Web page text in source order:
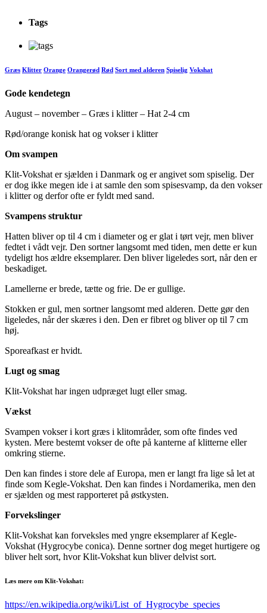
Tags
Græs Klitter Orange Orangerød Rød Sort med alderen Spiselig Vokshat
Gode kendetegn
August – november – Græs i klitter – Hat 2-4 cm
Rød/orange konisk hat og vokser i klitter
Om svampen
Klit-Vokshat er sjælden i Danmark og er angivet som spiselig. Der
er dog ikke megen ide i at samle den som spisesvamp, da den vokser
i klitter og derfor ofte er fyldt med sand.
Svampens struktur
Hatten bliver op til 4 cm i diameter og er glat i tørt vejr, men bliver
fedtet i vådt vejr. Den sortner langsomt med tiden, men dette er kun
tydeligt hos ældre eksemplarer. Den bliver ligeledes sort, når den er
beskadiget.
Lamellerne er brede, tætte og frie. De er gullige.
Stokken er gul, men sortner langsomt med alderen. Dette gør den
ligeledes, når der skæres i den. Den er fibret og bliver op til 7 cm
høj.
Sporeafkast er hvidt.
Lugt og smag
Klit-Vokshat har ingen udpræget lugt eller smag.
Vækst
Svampen vokser i kort græs i klitområder, som ofte findes ved
kysten. Mere bestemt vokser de ofte på kanterne af klitterne eller
omkring stierne.
Den kan findes i store dele af Europa, men er langt fra lige så let at
finde som Kegle-Vokshat. Den kan findes i Nordamerika, men den
er sjælden og mest rapporteret på østkysten.
Forvekslinger
Klit-Vokshat kan forveksles med yngre eksemplarer af Kegle-
Vokshat (Hygrocybe conica). Denne sortner dog meget hurtigere og
bliver helt sort, hvor Klit-Vokshat kun bliver delvist sort.
Læs mere om Klit-Vokshat:
https://en.wikipedia.org/wiki/List_of_Hygrocybe_species